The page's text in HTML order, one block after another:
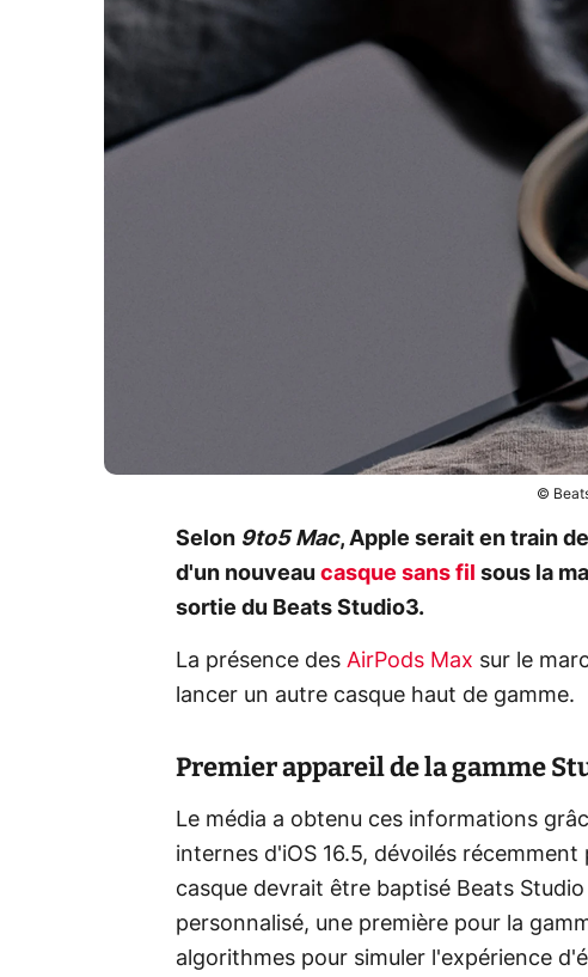
©
Selon 9to5 Mac, Apple serait en train
d'un nouveau casque sans fil sous la
sortie du Beats Studio3.
La présence des AirPods Max sur le
lancer un autre casque haut de gamme.
Premier appareil de la gamme
Le média a obtenu ces informations
internes d'iOS 16.5, dévoilés
casque devrait être baptisé Beats
personnalisé, une première pour la
algorithmes pour simuler l'expérience